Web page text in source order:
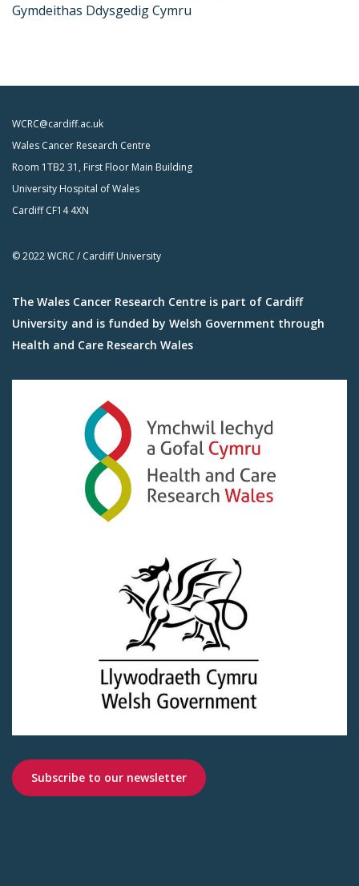
Gymdeithas Ddysgedig Cymru
WCRC@cardiff.ac.uk
Wales Cancer Research Centre
Room 1TB2 31, First Floor Main Building
University Hospital of Wales
Cardiff CF14 4XN
© 2022 WCRC / Cardiff University
The Wales Cancer Research Centre is part of Cardiff
University and is funded by Welsh Government through
Health and Care Research Wales
Subscribe to our newsletter